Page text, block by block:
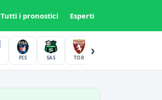
Tutti i pronostici Esperti
PIS SAS TOR
›